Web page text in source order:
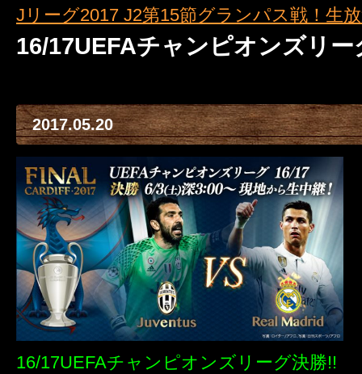
Jリーグ2017 J2第15節グランパス戦！生
16/17UEFAチャンピオンズリ
2017.05.20
16/17UEFAチャンピオンズリーグ決勝!!